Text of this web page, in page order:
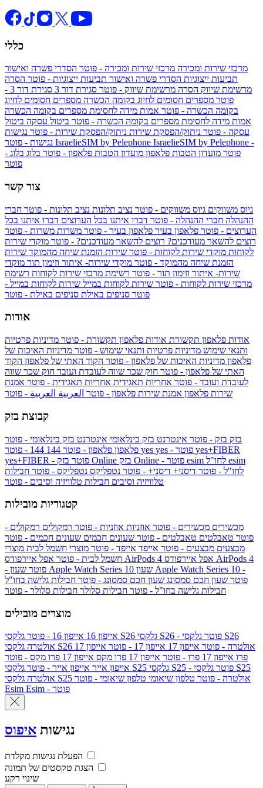
כללי
מרכזי שירות ומכירה מרכזי שירות ומכירה - פוטר הסדרי פשרה ואישור
תביעות ייצוגיות הסדרי פשרה ואישור תביעות ייצוגיות - פוטר הסרה
מרשימת שיווק הסרה מרשימת שיווק - פוטר סגירת דור 3
סגירת דור 3 -
פוטר מספרים חסומים לחיוג בקומה הכשרה מספרים חסומים לחיוג
בקומה הכשרה - פוטר אמות מידה לחסימת מספרים בקומה הכשרה
אמות מידה לחסימת מספרים בקומה הכשרה - פוטר ביטול עסקה ביטול
עסקה - פוטר ניתוק/הפסקת שירות ניתוק/הפסקת שירות - פוטר נגישות
IsraelieSIM by Pelephone IsraelieSIM by Pelephone -
פוטר מועדון הטבות פלאפון מועדון הטבות פלאפון - פוטר בלוג בלוג -
פוטר
צור קשר
גיוס משווקים גיוס משווקים - פוטר נציב תלונות נציב תלונות - פוטר חברי
ההנהלה חברי ההנהלה - פוטר דברו איתנו בכל הערוצים דברו איתנו בכל
הערוצים - פוטר פלאפון בעיר פלאפון בעיר - פוטר משרות משרות - פוטר
רוצים להשאר מעודכנים? רוצים להשאר מעודכנים? - פוטר מוקדי שירות
לקוחות מוקדי שירות לקוחות - פוטר שירות הזמנת שיחה מהמוקד שירות
הזמנת שיחה מהמוקד - פוטר מוקדי שירות- איתור וזימון תור מוקדי
שירות- איתור וזימון תור - פוטר רשימת מרכזי שירות לקוחות רשימת
מרכזי שירות לקוחות - פוטר שירות לקוחות במייל שירות לקוחות במייל -
פוטר סניפים באילת סניפים באילת - פוטר
אודות
אודות פלאפון תקשורת אודות פלאפון תקשורת - פוטר מדיניות פרטיות
ותנאי שימוש מדיניות פרטיות ותנאי שימוש - פוטר מדיניות האיכות של
פלאפון מדיניות האיכות של פלאפון - פוטר הקוד האתי של פלאפון הקוד
האתי של פלאפון - פוטר חוק שכר שווה לעובדת ועובד חוק שכר שווה
לעובדת ועובד - פוטר אחריות תאגידית אחריות תאגידית - פוטר אמנת
שירות פלאפון אמנת שירות פלאפון - פוטר العربية العربية - פוטר
קבוצת בזק
בזק בזק - פוטר אינטרנט בזק בינלאומי אינטרנט בזק בינלאומי - פוטר
פלאפון פלאפון - פוטר 144 yes
yes+FIBER
yes+FIBER - פוטר בזק Online
esim
לחו"ל - פוטר דיסני+ דיסני+ - פוטר נטפליקס נטפליקס - פוטר חבילות
טלוויזיה וסיבים חבילות טלוויזיה וסיבים - פוטר
קטגוריות מובילות
מכשירים מכשירים - פוטר אוזניות אוזניות - פוטר רמקולים רמקולים -
פוטר טאבלטים טאבלטים - פוטר שעונים חכמים שעונים חכמים - פוטר
מבצעים מבצעים - פוטר אייפד אייפד - פוטר מוצרי חשמל לבית מוצרי
חשמל לבית - פוטר אפל איירפודס AirPods 4 אפל איירפודס AirPods 4
- פוטר שעון Apple Watch Series 10 שעון Apple Watch Series 10 -
פוטר שעון חכם סמסונג שעון חכם סמסונג - פוטר חבילות גלישה בחו"ל
חבילות גלישה בחו"ל - פוטר חבילות סלולר חבילות סלולר - פוטר
מוצרים מובילים
אייפון 16 אייפון 16 - פוטר גלקסי S26 גלקסי S26 - פוטר גלקסי S26
אולטרה
גלקסי S26 אולטרה - פוטר אייפון 17 אייפון 17 - פוטר
אייפון 17
פרו אייפון 17 פרו - פוטר אייפון 17 פרו מקס
אייפון 17 פרו מקס - פוטר
אייפון אייר אייפון אייר - פוטר גלקסי S25 גלקסי S25 - פוטר גלקסי S25
אולטרה
גלקסי S25 אולטרה - פוטר טלפון שיאומי טלפון שיאומי - פוטר
Esim
Esim - פוטר
נגישות איפוס
הפעלת נגישות מקלדת
הצגת טקסטים של תמונה
שינוי רקע